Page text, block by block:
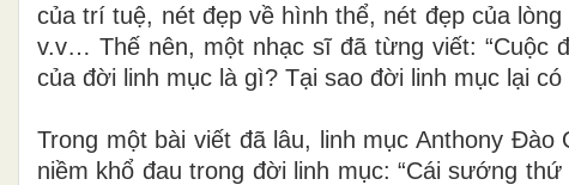
của trí tuệ, nét đẹp về hình thể, nét đẹp của
v.v… Thế nên, một nhạc sĩ đã từng viết: “Cuộc
của đời linh mục là gì? Tại sao đời linh mục lại
Trong một bài viết đã lâu, linh mục Anthony
niềm khổ đau trong đời linh mục: “Cái sướng